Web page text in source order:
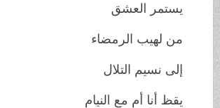
يستمر العشق
من لهيب الرمضاء
إلى نسيم التلال
يقظ أنا أم مع النيام